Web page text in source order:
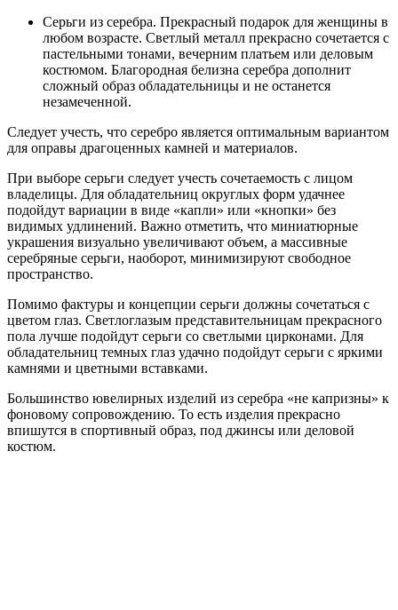
Серьги из серебра. Прекрасный подарок для женщины в
любом возрасте. Светлый металл прекрасно сочетается с
пастельными тонами, вечерним платьем или деловым
костюмом. Благородная белизна серебра дополнит
сложный образ обладательницы и не останется
незамеченной.
Следует учесть, что серебро является оптимальным вариантом
для оправы драгоценных камней и материалов.
При выборе серьги следует учесть сочетаемость с лицом
владелицы. Для обладательниц округлых форм удачнее
подойдут вариации в виде «капли» или «кнопки» без
видимых удлинений. Важно отметить, что миниатюрные
украшения визуально увеличивают объем, а массивные
серебряные серьги, наоборот, минимизируют свободное
пространство.
Помимо фактуры и концепции серьги должны сочетаться с
цветом глаз. Светлоглазым представительницам прекрасного
пола лучше подойдут серьги со светлыми цирконами. Для
обладательниц темных глаз удачно подойдут серьги с яркими
камнями и цветными вставками.
Большинство ювелирных изделий из серебра «не капризны» к
фоновому сопровождению. То есть изделия прекрасно
впишутся в спортивный образ, под джинсы или деловой
костюм.